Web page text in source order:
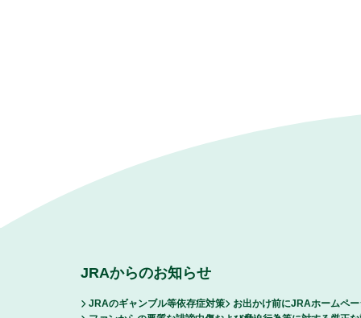
JRAからのお知らせ
JRAのギャンブル等依存症対策
お出かけ前にJRAホームペ